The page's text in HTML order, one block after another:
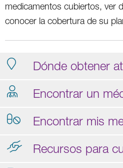
medicamentos cubiertos, ver
conocer la cobertura de su
Dónde obtener
Encontrar un
Recursos para